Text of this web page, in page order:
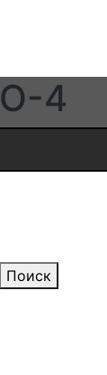
4
Поиск